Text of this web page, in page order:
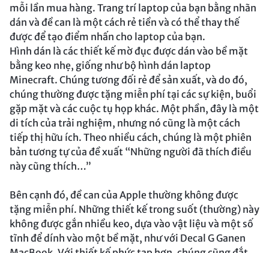
mỗi lần mua hàng. Trang trí laptop của bạn bằng nhãn
dán và đề can là một cách rẻ tiền và có thể thay thế
được để tạo điểm nhấn cho laptop của bạn.
Hình dán là các thiết kế mờ đục được dán vào bề mặt
bằng keo nhẹ, giống như bộ hình dán laptop
Minecraft. Chúng tương đối rẻ để sản xuất, và do đó,
chúng thường được tặng miễn phí tại các sự kiện, buổi
gặp mặt và các cuộc tụ họp khác. Một phần, đây là một
di tích của trải nghiệm, nhưng nó cũng là một cách
tiếp thị hữu ích. Theo nhiều cách, chúng là một phiên
bản tương tự của đề xuất “Những người đã thích điều
này cũng thích…”
Bên cạnh đó, đề can của Apple thường không được
tặng miễn phí. Những thiết kế trong suốt (thường) này
không được gắn nhiều keo, dựa vào vật liệu và một số
tĩnh để dính vào một bề mặt, như với Decal G Ganen